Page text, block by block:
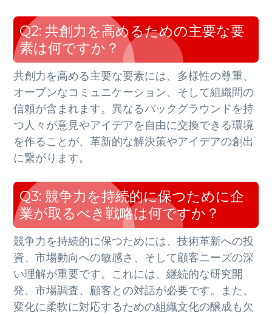
Q2: 共創力を高めるための主要な要
素は何ですか？
共創力を高める主要な要素には、多様性の尊重、
オープンなコミュニケーション、そして組織間の
信頼が含まれます。異なるバックグラウンドを持
つ人々が意見やアイデアを自由に交換できる環境
を作ることが、革新的な解決策やアイデアの創出
に繋がります。
Q3: 競争力を持続的に保つために企
業が取るべき戦略は何ですか？
競争力を持続的に保つためには、技術革新への投
資、市場動向への敏感さ、そして顧客ニーズの深
い理解が重要です。これには、継続的な研究開
発、市場調査、顧客との対話が必要です。また、
変化に柔軟に対応するための組織文化の醸成も欠